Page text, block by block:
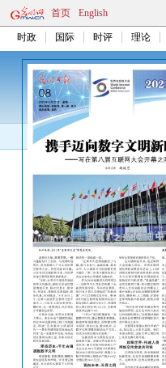
首页 English
时政 国际 时评 理论